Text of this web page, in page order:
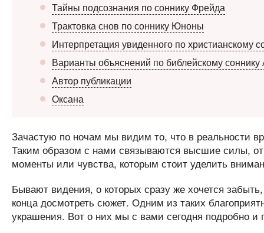
Тайны подсознания по соннику Фрейда
Трактовка снов по соннику Юноны
Интерпретация увиденного по христианскому
Варианты объяснений по библейскому соннику
Автор публикации
Оксана
Зачастую по ночам мы видим то, что в реальности
Таким образом с нами связываются высшие силы,
моменты или чувства, которым стоит уделить
Бывают видения, о которых сразу же хочется
конца досмотреть сюжет. Одним из таких
украшения. Вот о них мы с вами сегодня подробно и